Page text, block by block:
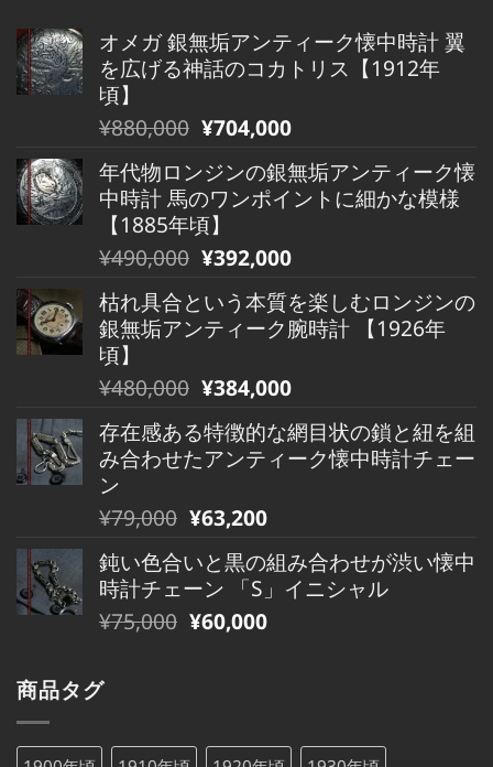
オメガ 銀無垢アンティーク懐中時計 翼
を広げる神話のコカトリス【1912年
頃】
元
価
格
は
¥880,000
で
し
た。
¥880,000 現
の
価
格
は
¥880,000
で
す。
¥704,000
年代物ロンジンの銀無垢アンティーク懐
中時計 馬のワンポイントに細かな模様
【1885年頃】
元
価
格
は
¥490,000
で
し
た。
¥490,000 現
の
価
は
¥490,000
で
す。
¥392,000
枯れ具合という本質を楽しむロンジンの
銀無垢アンティーク腕時計 【1926年
頃】
元
価
格
は
¥480,000
で
し
た。
¥480,000 現
の
価
は
¥480,000
で
す。
¥384,000
存在感ある特徴的な網目状の鎖と紐を組
み合わせたアンティーク懐中時計チェー
ン
元
価
格
は
で
¥79,000 現
の
価
格
¥63,200
鈍い色合いと黒の組み合わせが渋い懐中
時計チェーン 「S」イニシャル
元
価
¥75,000
¥75,000 現
は
¥60,000
商品タグ